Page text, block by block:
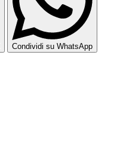
Condividi su WhatsApp